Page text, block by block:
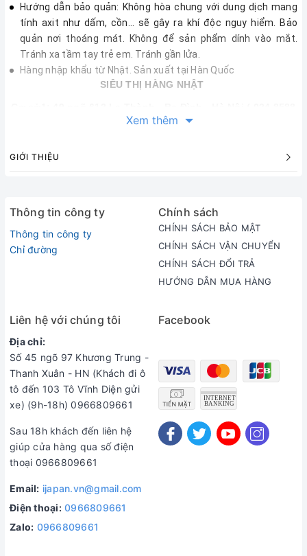
Hướng dẫn bảo quản: Không hòa chung với dung dịch mang
tính axit như dấm, cồn… sẽ gây ra khí độc nguy hiểm. Bảo
quản nơi thoáng mát. Không để sản phẩm dính vào mắt.
Tránh xa tầm tay trẻ em. Tránh gần lửa.
Hàng nhập khẩu từ Nhật. Sản xuất tại Hàn Quốc
SIÊU THỊ HÀNG NHẬT
1959)
Xem thêm
GIỚI THIỆU
Thông tin công ty
Thông tin công ty
Chỉ đường
Chính sách
CHÍNH SÁCH BẢO MẬT
CHÍNH SÁCH VẬN CHUYỂN
CHÍNH SÁCH ĐỔI TRẢ
HƯỚNG DẪN MUA HÀNG
Liên hệ với chúng tôi
Địa chỉ:
Số 45 ngõ 97 Khương Trung -
Thanh Xuân - HN (Khách đi ô
tô đến 103 Tô Vĩnh Diện gửi
xe) (9h-18h) 0966809661
Sau 18h khách đến liên hệ
giúp cửa hàng qua số điện
thoại 0966809661
Email: ijapan.vn@gmail.com
Điện thoại: 0966809661
Zalo: 0966809661
Facebook